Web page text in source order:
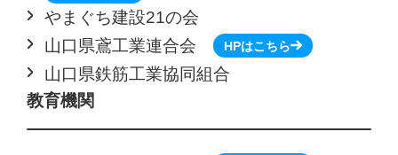
やまぐち建設21の会
山口県鳶工業連合会
HPはこちら
山口県鉄筋工業協同組合
教育機関